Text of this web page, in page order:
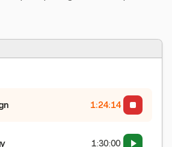
1:24:15
1:30:00